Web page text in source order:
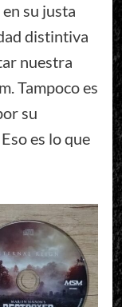
su justa
distintiva
nuestra
Tampoco es
su
es lo que